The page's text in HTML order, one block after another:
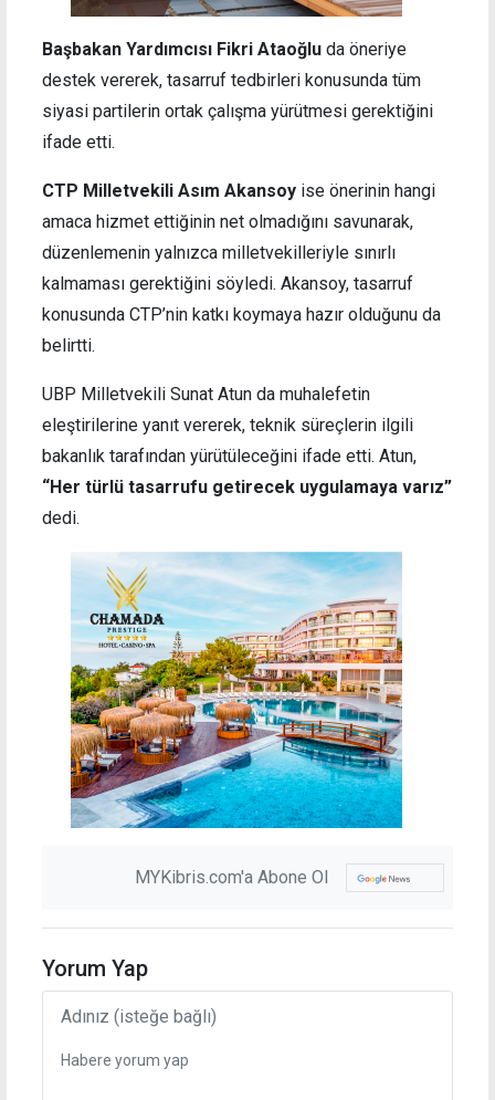
Başbakan Yardımcısı Fikri Ataoğlu da öneriye
destek vererek, tasarruf tedbirleri konusunda tüm
siyasi partilerin ortak çalışma yürütmesi gerektiğini
ifade etti.
CTP Milletvekili Asım Akansoy ise önerinin hangi
amaca hizmet ettiğinin net olmadığını savunarak,
düzenlemenin yalnızca milletvekilleriyle sınırlı
kalmaması gerektiğini söyledi. Akansoy, tasarruf
konusunda CTP’nin katkı koymaya hazır olduğunu da
belirtti.
UBP Milletvekili Sunat Atun da muhalefetin
eleştirilerine yanıt vererek, teknik süreçlerin ilgili
bakanlık tarafından yürütüleceğini ifade etti. Atun,
“Her türlü tasarrufu getirecek uygulamaya varız”
dedi.
MYKibris.com'a Abone Ol
Yorum Yap